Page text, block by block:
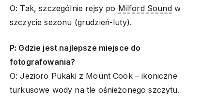
O: Tak, szczególnie rejsy po Milford Soundw
szczycie sezonu (grudzień-luty).
P: Gdzie jest najlepsze miejsce do
fotografowania?
O: Jezioro Pukaki z Mount Cook – ikoniczne
turkusowe wody na tle ośnieżonego szczytu.